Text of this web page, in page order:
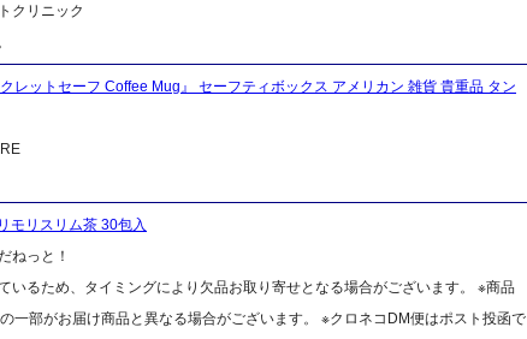
クリニック
レットセーフ Coffee Mug』 セーフティボックス アメリカン 雑貨 貴重品 タン
モリスリム茶 30包入
ねっと！
いるため、タイミングにより欠品お取り寄せとなる場合がございます。 ※商品
一部がお届け商品と異なる場合がございます。 ※クロネコDM便はポスト投函で